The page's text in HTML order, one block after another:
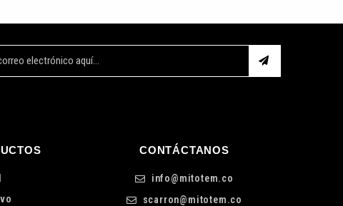
CONTÁCTANOS
info@mitotem.co
scarron@mitotem.co